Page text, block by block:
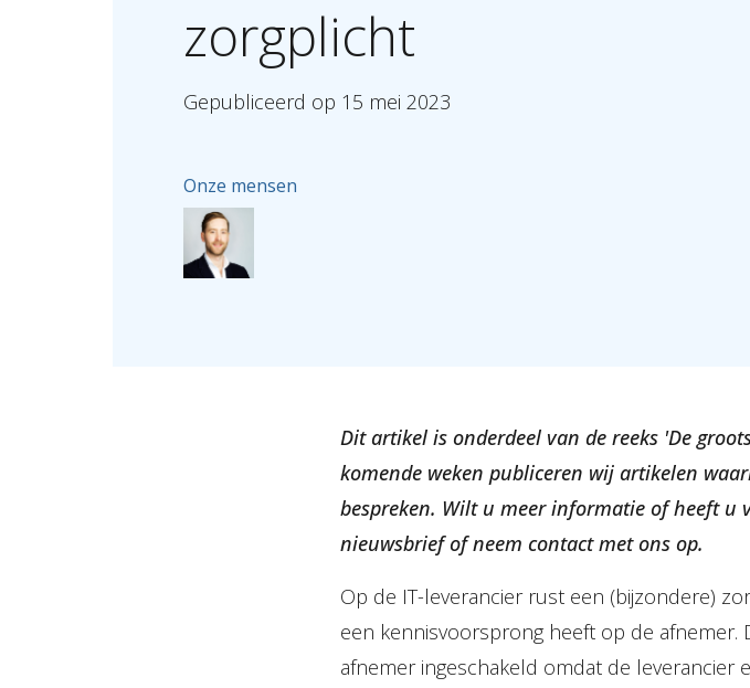
zorgplicht
Gepubliceerd op 15 mei 2023
Onze mensen
Dit artikel is onderdeel van de reeks 'De
komende weken publiceren wij artikelen
bespreken. Wilt u meer informatie of heeft u
nieuwsbrief of neem contact met ons op.
Op de IT-leverancier rust een (bijzondere)
een kennisvoorsprong heeft op de
afnemer ingeschakeld omdat de leverancier